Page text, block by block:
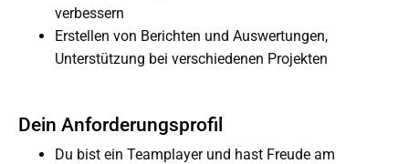
verbessern
Erstellen von Berichten und Auswertungen,
Unterstützung bei verschiedenen Projekten
Dein Anforderungsprofil
Du bist ein Teamplayer und hast Freude am